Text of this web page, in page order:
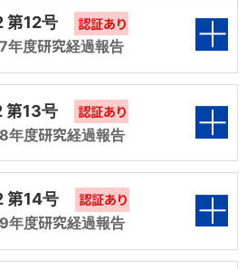
文献
環境委員会発足40周年を記念して出
認証あり
は、団体会員の知的財産戦略の一助と
省庁の方々と開催している懇談会につ
認証あり
に準拠して作成した、溶接管理技術者
員に限定されています。
」(産報出版 発行)に寄稿された最新技
A＋50
れた「アルミニウムの溶接Q＆A50」に
「ろう付」などの+50を加えたQ&Aコン
術入門
研修用テキストとして利用されている
門
・接合技術入門」2015年9月第6版第2
。
化第9分科会報告）
クロムモリブデン鋼被覆ア
（規格化第10分科会）
る災害に関する答申
に関する研究（共研第3分科
酸素および窒素
覆アーク溶接棒の衝撃特性の
溶接継手のVシャルピー衝
Starter 用溶接棒に関す
イトステンレス鋼溶接金属の
ついて
字すみ肉継手の曲げ試験法
アーク溶接部の割れ試験法に
－第2報－
イトステンレス鋼の溶接われ
第12号 認証あり
年度研究経過報告
第13号 認証あり
年度研究経過報告
第14号 認証あり
年度研究経過報告